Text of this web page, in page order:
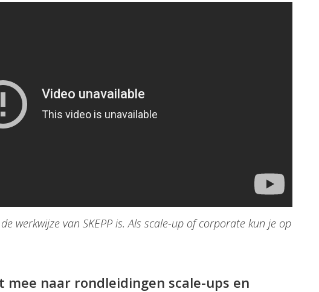
werkwijze van SKEPP is. Als scale-up of corporate kun je op
mee naar rondleidingen scale-ups en